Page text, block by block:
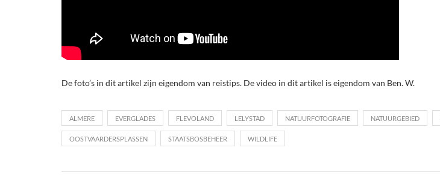
De foto’s in dit artikel zijn eigendom van reistips. De video in dit artikel is eigendom van Ben. W.
ALMERE EVERGLADES FLEVOLAND LELYSTAD NATUURFOTOGRAFIE NATUURGEBIED
OOSTVAARDERSPLASSEN STAATSBOSBEHEER WILDLIFE